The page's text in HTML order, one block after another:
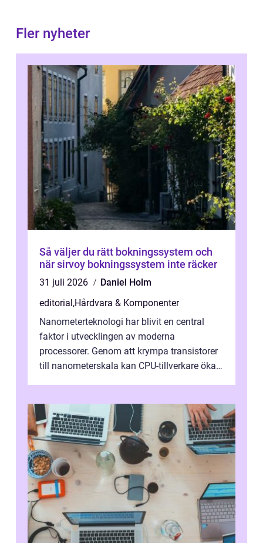
Fler nyheter
Så väljer du rätt bokningssystem och
när sirvoy bokningssystem inte räcker
31 juli 2026
Daniel Holm
editorial,Hårdvara & Komponenter
Nanometerteknologi har blivit en central
faktor i utvecklingen av moderna
processorer. Genom att krympa transistorer
till nanometerskala kan CPU-tillverkare öka